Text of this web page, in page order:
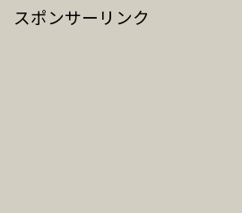
スポンサーリンク